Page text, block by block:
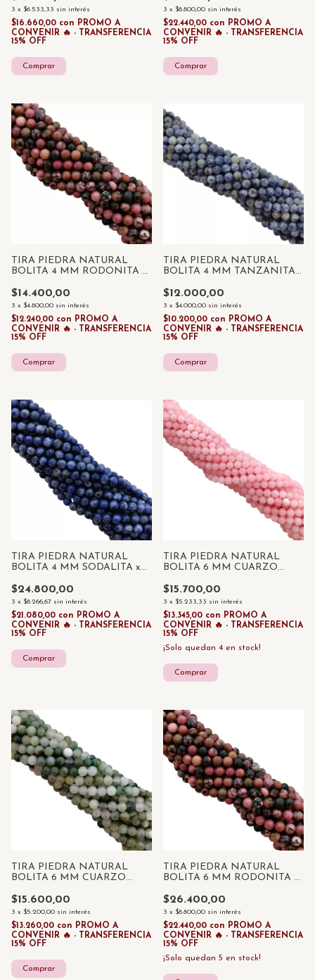
3 x $6.533,33 sin interés
$16.660,00 con PROMO A
CONVENIR 🔥 - TRANSFERENCIA
15% OFF
3 x $8.800,00 sin interés
$22.440,00 con PROMO A
CONVENIR 🔥 - TRANSFERENCIA
15% OFF
TIRA PIEDRA NATURAL
BOLITA 4 MM RODONITA x
$14.400,00
3 x $4.800,00 sin interés
$12.240,00 con PROMO A
CONVENIR 🔥 - TRANSFERENCIA
15% OFF
TIRA PIEDRA NATURAL
BOLITA 4 MM TANZANITA x
$12.000,00
3 x $4.000,00 sin interés
$10.200,00 con PROMO A
CONVENIR 🔥 - TRANSFERENCIA
15% OFF
TIRA PIEDRA NATURAL
BOLITA 4 MM SODALITA x
$24.800,00
3 x $8.266,67 sin interés
$21.080,00 con PROMO A
CONVENIR 🔥 - TRANSFERENCIA
15% OFF
TIRA PIEDRA NATURAL
BOLITA 6 MM CUARZO
$15.700,00
3 x $5.233,33 sin interés
$13.345,00 con PROMO A
CONVENIR 🔥 - TRANSFERENCIA
15% OFF
¡Solo quedan 4 en stock!
TIRA PIEDRA NATURAL
BOLITA 6 MM CUARZO
$15.600,00
3 x $5.200,00 sin interés
$13.260,00 con PROMO A
CONVENIR 🔥 - TRANSFERENCIA
15% OFF
TIRA PIEDRA NATURAL
BOLITA 6 MM RODONITA x
$26.400,00
3 x $8.800,00 sin interés
$22.440,00 con PROMO A
CONVENIR 🔥 - TRANSFERENCIA
15% OFF
¡Solo quedan 5 en stock!